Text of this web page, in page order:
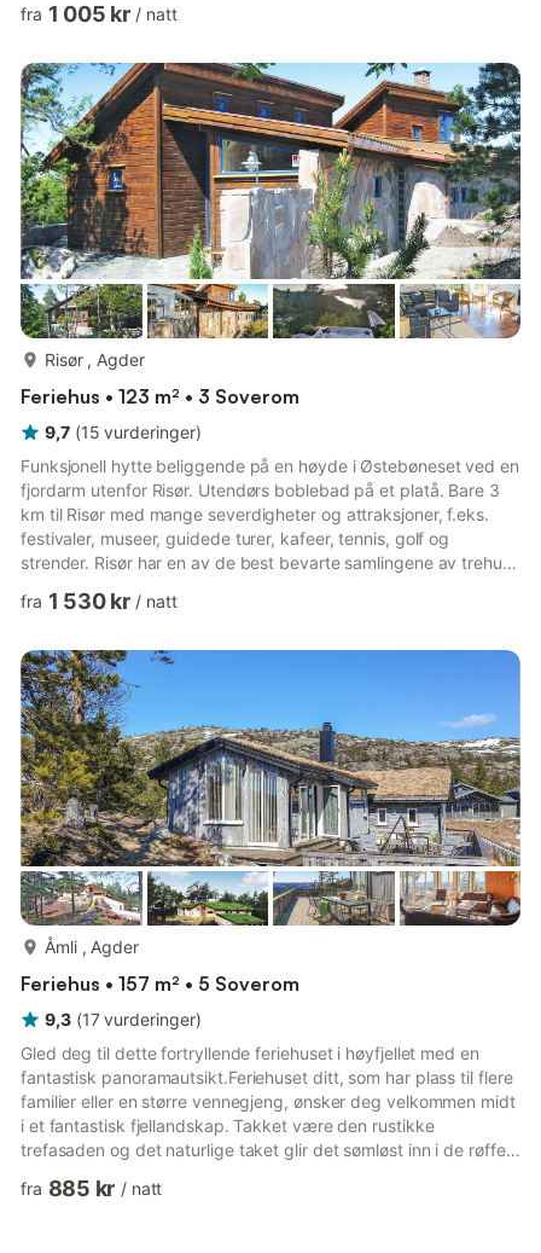
fosser, bekker og frodig vegetasjon. Det er flott turterreng om
området ved feriehuset er det et galleri og en butikk som selger
lokalt kunsthåndverk. 01.11.-30.04.: Enten pi...
fra 1 005 kr / natt
Risør , Agder
Feriehus • 123 m² • 3 Soverom
9,7 (15 vurderinger)
Funksjonell hytte beliggende på en høyde i Østebøneset ved en
fjordarm utenfor Risør. Utendørs boblebad på et platå. Bare 3
km til Risør med mange severdigheter og attraksjoner, f.eks.
festivaler, museer, guidede turer, kafeer, tennis, golf og
strender. Risør har en av de best bevarte samlingene av trehus i
"Den lille Dyrehagen" på Brokelandsheia. Mange
Kristiansand. S2 og S3 har hver sin hems med god madrass på
gulvet.
fra 1 530 kr / natt
Åmli , Agder
Feriehus • 157 m² • 5 Soverom
9,3 (17 vurderinger)
Gled deg til dette fortryllende feriehuset i høyfjellet med en
fantastisk panoramautsikt.Feriehuset ditt, som har plass til flere
familier eller en større vennegjeng, ønsker deg velkommen midt
i et fantastisk fjellandskap. Takket være den rustikke
trefasaden og det naturlige taket glir det sømløst inn i de røffe
atmosfære med en komfortabel sofagruppe ved de store
fra 885 kr / natt